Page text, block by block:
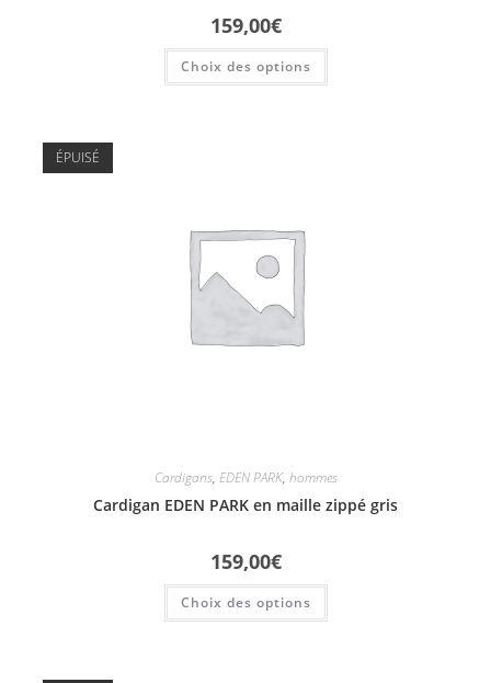
159,00€
Choix des options
ÉPUISÉ
Cardigans, EDEN PARK, hommes
Cardigan EDEN PARK en maille zippé gris
159,00€
Choix des options